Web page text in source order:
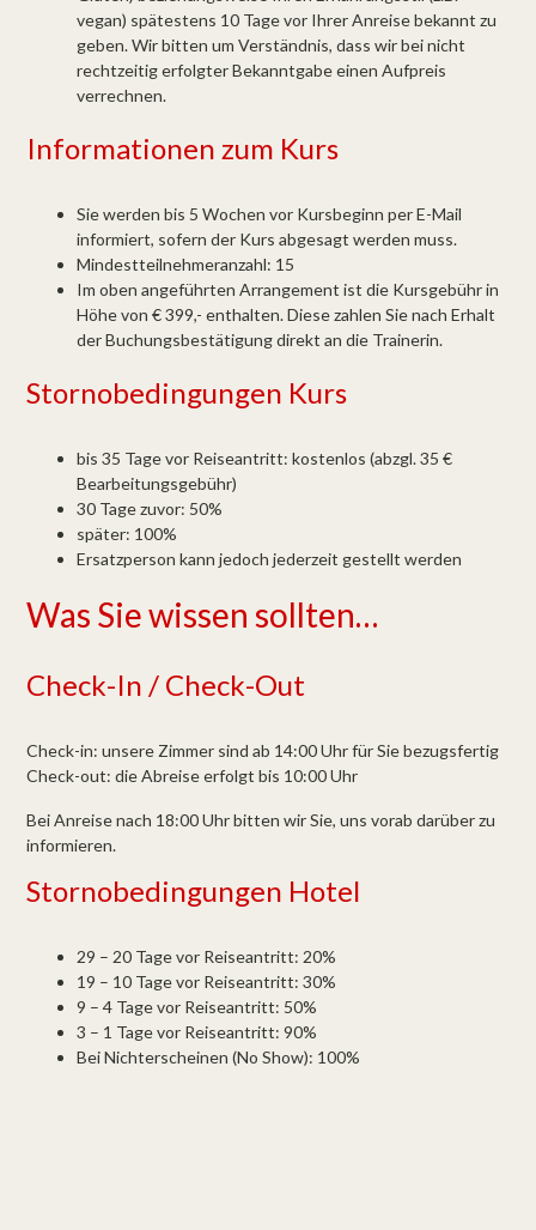
vegan) spätestens 10 Tage vor Ihrer Anreise bekannt zu
geben. Wir bitten um Verständnis, dass wir bei nicht
rechtzeitig erfolgter Bekanntgabe einen Aufpreis
verrechnen.
Informationen zum Kurs
Sie werden bis 5 Wochen vor Kursbeginn per E-Mail
informiert, sofern der Kurs abgesagt werden muss.
Mindestteilnehmeranzahl: 15
Im oben angeführten Arrangement ist die Kurs­gebühr in
Höhe von € 399,- enthalten. Diese zahlen Sie nach Erhalt
der Buchungs­bestätigung direkt an die Trainerin.
Stornobedingungen Kurs
bis 35 Tage vor Reiseantritt: kostenlos (abzgl. 35 €
Bearbeitungsgebühr)
30 Tage zuvor: 50%
später: 100%
Ersatzperson kann jedoch jederzeit gestellt werden
Was Sie wissen sollten…
Check-In / Check-Out
Check-in: unsere Zimmer sind ab 14:00 Uhr für Sie bezugsfertig
Check-out: die Abreise erfolgt bis 10:00 Uhr
Bei Anreise nach 18:00 Uhr bitten wir Sie, uns vorab darüber zu
informieren.
Stornobedingungen Hotel
29 – 20 Tage vor Reiseantritt: 20%
19 – 10 Tage vor Reiseantritt: 30%
9 – 4 Tage vor Reiseantritt: 50%
3 – 1 Tage vor Reiseantritt: 90%
Bei Nichterscheinen (No Show): 100%